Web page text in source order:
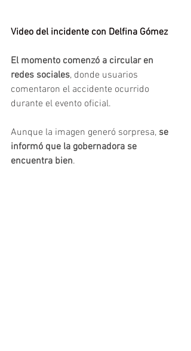
Video del incidente con Delfina Gómez
El momento comenzó a circular en
redes sociales, donde usuarios
comentaron el accidente ocurrido
durante el evento oficial.
Aunque la imagen generó sorpresa, se
informó que la gobernadora se
encuentra bien.